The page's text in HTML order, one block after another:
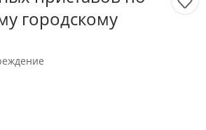
городскому